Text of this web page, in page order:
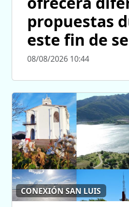
propuestas
este fin de
08/08/2026 10:44
CONEXIÓN SAN LUIS